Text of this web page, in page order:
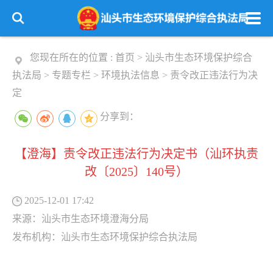
您现在所在的位置 : 首页 > 汕头市生态环境保护综合
执法局 > 专题专栏 > 环境执法信息 > 责令改正违法行为决
定
分享到：
【澄海】责令改正违法行为决定书（汕环执责
改〔2025〕140号）
2025-12-01 17:42
来源： 汕头市生态环境澄海分局
发布机构： 汕头市生态环境保护综合执法局